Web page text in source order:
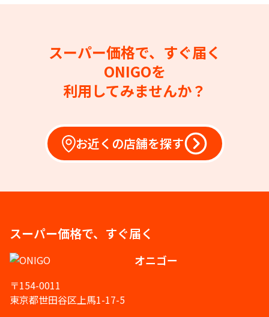
スーパー価格で、すぐ届く
ONIGOを
利用してみませんか？
お近くの店舗を探す
スーパー価格で、すぐ届く
オニゴー
〒154-0011
東京都世田谷区上馬1-17-5